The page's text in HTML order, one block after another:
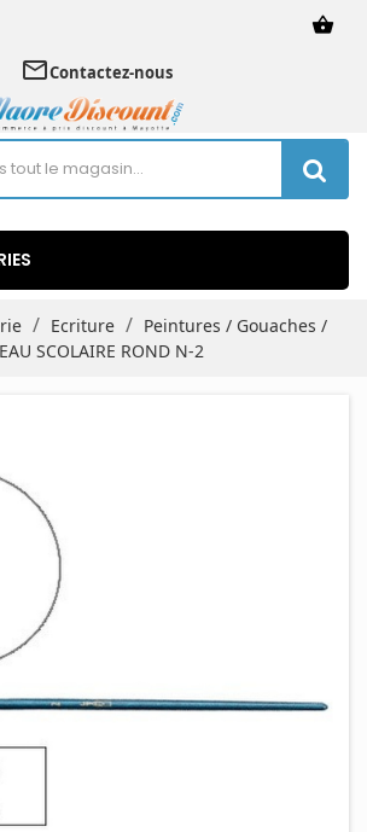
shopping_basket
mail_outlineContactez-nous
Ecriture
Peintures / Gouaches /
SCOLAIRE ROND N-2